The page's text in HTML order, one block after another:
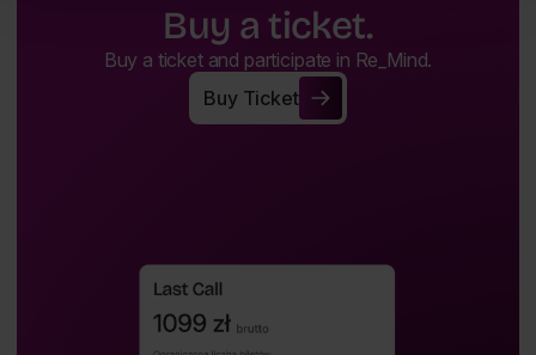
Buy a ticket.
Buy a ticket and participate in Re_Mind.
Buy Ticket
Buy Ticket